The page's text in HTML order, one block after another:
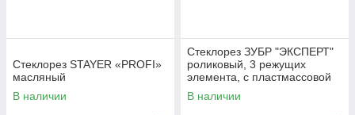
Стеклорез STAYER «PROFI»
масляный
В наличии
Стеклорез ЗУБР "ЭКСПЕРТ"
роликовый, 3 режущих
элемента, с пластмассовой
ручкой
В наличии